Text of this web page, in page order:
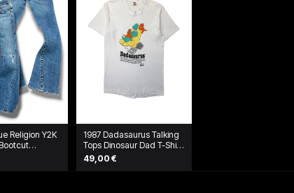
Religion Y2K
Bootcut
1987 Dadasaurus Talking
Tops Dinosaur Dad T-Shirt
Weiß
49,00 €